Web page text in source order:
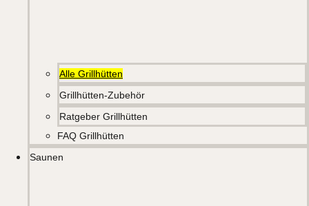
Alle Grillhütten
Grillhütten-Zubehör
Ratgeber Grillhütten
FAQ Grillhütten
Saunen